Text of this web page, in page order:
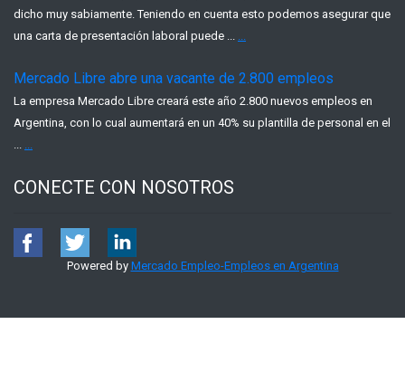
dicho muy sabiamente. Teniendo en cuenta esto podemos asegurar que
una carta de presentación laboral puede ... ...
Mercado Libre abre una vacante de 2.800 empleos
La empresa Mercado Libre creará este año 2.800 nuevos empleos en
Argentina, con lo cual aumentará en un 40% su plantilla de personal en el
... ...
CONECTE CON NOSOTROS
Powered by Mercado Empleo-Empleos en Argentina